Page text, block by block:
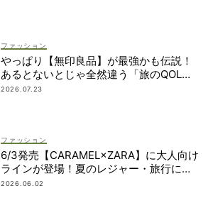
ファッション
やっぱり【無印良品】が最強かも伝説！
あるとないとじゃ全然違う「旅のQOL爆
上げアイテム」
2026.07.23
ファッション
6/3発売【CARAMEL×ZARA】に大人向け
ラインが登場！夏のレジャー・旅行にも
おすすめ
2026.06.02